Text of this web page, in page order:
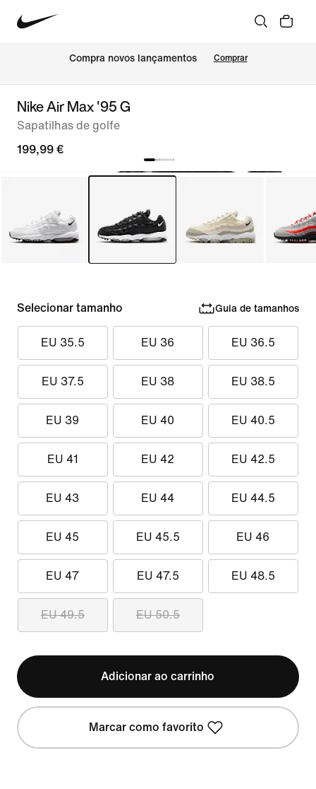
Compra novos lançamentos Comprar
Nike Air Max '95 G
Sapatilhas de golfe
199,99 €
Selecionar tamanho Guia de tamanhos
EU 35.5 EU 36 EU 36.5
EU 37.5 EU 38 EU 38.5
EU 39 EU 40 EU 40.5
EU 41 EU 42 EU 42.5
EU 43 EU 44 EU 44.5
EU 45 EU 45.5 EU 46
EU 47 EU 47.5 EU 48.5
EU 49.5 EU 50.5
Adicionar ao carrinho
Marcar como favorito